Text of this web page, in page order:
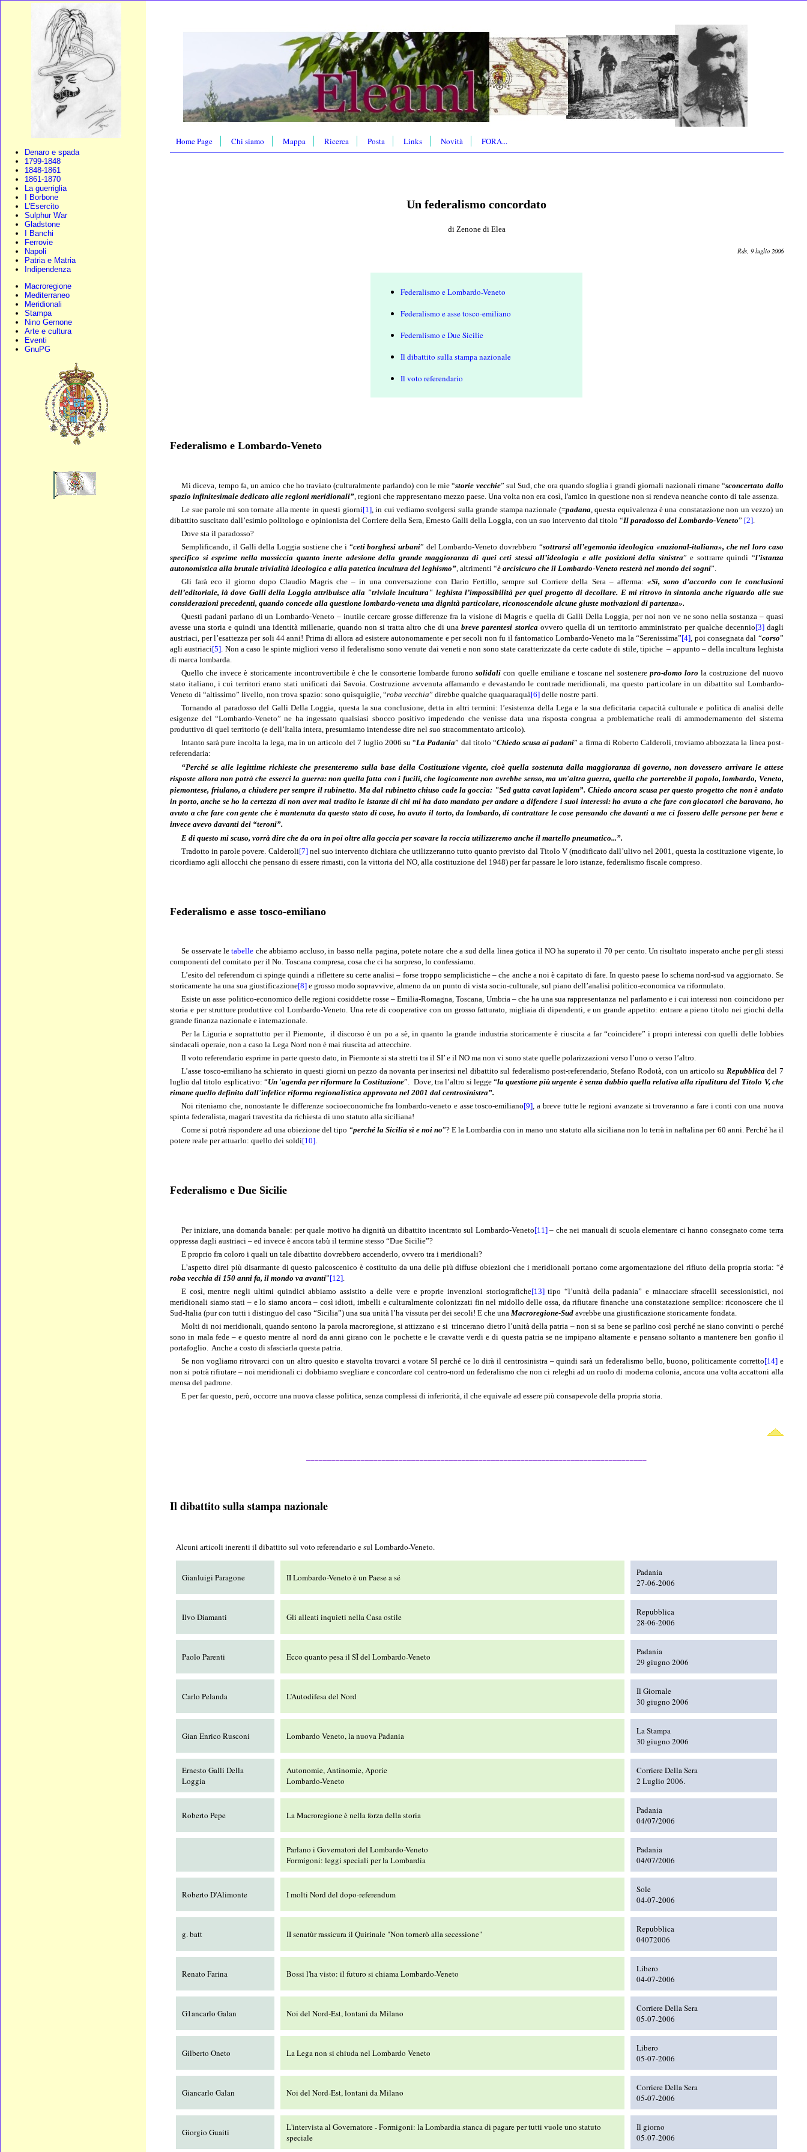
Denaro e spada
1799-1848
1848-1861
1861-1870
La guerriglia
I Borbone
L'Esercito
Sulphur War
Gladstone
I Banchi
Ferrovie
Napoli
Patria e Matria
Indipendenza
Macroregione
Mediterraneo
Meridionali
Stampa
Nino Gernone
Arte e cultura
Eventi
GnuPG
Home Page Chi siamo Mappa Ricerca Posta Links Novità FORA...
Un federalismo concordato
di Zenone di Elea
Rds, 9 luglio 2006
Federalismo e Lombardo-Veneto
Federalismo e asse tosco-emiliano
Federalismo e Due Sicilie
Il dibattito sulla stampa nazionale
Il voto referendario
Federalismo e Lombardo-Veneto
Mi diceva, tempo fa, unamico che ho traviato (culturalmente parlando) con le mie “storie vecchie” sul Sud, che ora quando sfoglia i grandi giornali nazionali rimane “sconcertato dallo
spazio infinitesimale dedicato alle regioni meridionali” , regioni che rappresentano mezzo paese.Una volta non era così, l'amico in questione non si rendeva neanche conto di tale assenza
Le sue parole mi son tornate alla mente in questi giorni[1], in cui vediamo svolgersi sulla grande stampa nazionale (=padana, questa equivalenza è una constatazione non un vezzo) un
dibattito suscitato dall’esimio politologo e opinionista del Corriere della Sera, Ernesto Galli della Loggia, con un suo intervento dal titolo “Il paradosso del Lombardo-Veneto” [2]
Dove sta il paradosso?
Semplificando, il Galli della Loggia sostiene che i “ceti borghesi urbani” del Lombardo-Veneto dovrebbero “sottrarsi all’egemonia ideologica «nazional-italiana», che nel loro caso
specifico si esprime nella massiccia quanto inerte adesione della grande maggioranza di quei ceti stessi all’ideologia e alle posizioni della sinistra” e sottrarre quindi “l’istanza
autonomistica alla brutale trivialità ideologica e alla patetica incultura del leghismo” , altrimenti “è arcisicuro che il Lombardo-Veneto resterà nel mondo dei sogni”.
Gli farà eco il giorno dopo Claudio Magris che – in una conversazione con Dario Fertillo, sempre sul Corriere della Sera – afferma: «Sì, sono d’accordo con le conclusioni
dell’editoriale, là dove Galli della Loggia attribuisce alla "triviale incultura" leghista l’impossibilità per quel progetto di decollare. E mi ritrovo in sintonia anche riguardo alle sue
considerazioni precedenti, quando concede alla questione lombardo-veneta una dignità particolare, riconoscendole alcune giuste motivazioni di partenza».
Questi padani parlano di un Lombardo-Veneto – inutile cercare grosse differenze fra la visione di Magris e quella di Galli Della Loggia, per noi non ve ne sono nella sostanza – quasi
avesse una storia e quindi una identità millenarie, quando non si tratta altro che di unabreve parentesi storica ovvero quella di un territorio amministrato per qualche decennio[3]dagli
austriaci, per l’esattezza per soli 44 anni! Prima di allora ad esistere autonomamente e per secoli non fu il fantomatico Lombardo-Veneto ma la “Serenissima”[4] , poi consegnata dal “corso”
agli austriaci[5] . Non a caso le spinte migliori verso il federalismo sono venute dai veneti e non sono state caratterizzate da certe cadute di stile, tipiche – appunto – della incultura leghista
di marca lombarda.
Quello che invece è storicamente incontrovertibile è che le consorterie lombarde furonosolidali con quelle emiliane e toscane nel sostenerepro-domo loro la costruzione del nuovo
stato italiano, i cui territori erano stati unificati dai Savoia. Costruzione avvenuta affamando e devastando le contrade meridionali, ma questo particolare in un dibattito sul Lombardo-
Veneto di “altissimo” livello, non trova spazio: sono quisquiglie, “roba vecchia” direbbe qualche quaquaraquà[6] delle nostre parti.
Tornando al paradosso del Galli Della Loggia, questa la sua conclusione, detta in altri termini: l’esistenza della Lega e la sua deficitaria capacità culturale e politica di analisi delle
esigenze del “Lombardo-Veneto” ne ha ingessato qualsiasi sbocco positivo impedendo che venisse data una risposta congrua a problematiche reali di ammodernamento del sistema
produttivo di quel territorio (e dell’Italia intera, presumiamo intendesse dire nel suo stracommentato articolo).
Intanto sarà pure incolta la lega, ma in un articolo del 7 luglio 2006 su “La Padania” dal titolo “Chiedo scusa ai padani” a firma di Roberto Calderoli, troviamo abbozzata la linea post-
referendaria:
“Perché se alle legittime richieste che presenteremo sulla base della Costituzione vigente, cioè quella sostenuta dalla maggioranza di governo, non dovessero arrivare le attese
risposte allora non potrà che esserci la guerra: non quella fatta con i fucili, che logicamente non avrebbe senso, ma un'altra guerra, quella che porterebbe il popolo, lombardo, Veneto,
piemontese, friulano, a chiudere per sempre il rubinetto. Ma dal rubinetto chiuso cade la goccia: "Sed gutta cavat lapìdem”. Chiedo ancora scusa per questo progetto che non è andato
in porto, anche se ho la certezza di non aver mai tradito le istanze di chi mi ha dato mandato per andare a difendere i suoi interessi: ho avuto a che fare con giocatori che baravano, ho
avuto a che fare con gente che è mantenuta da questo stato di cose, ho avuto il torto, da lombardo, di contrattare le cose pensando che davanti a me ci fossero delle persone per bene e
invece avevo davanti dei “teroni”.
E di questo mi scuso, vorrà dire che da ora in poi oltre alla goccia per scavare la roccia utilizzeremo anche il martello pneumatico...”.
Tradotto in parole povere. Calderoli[7]nel suo intervento dichiara che utilizzeranno tutto quanto previsto dal Titolo V (modificato dall’ulivo nel 2001, questa la costituzione vigente, lo
ricordiamo agli allocchi che pensano di essere rimasti, con la vittoria del NO, alla costituzione del 1948) per far passare le loro istanze, federalismo fiscale compreso.
Federalismo e asse tosco-emiliano
Se osservate letabelle che abbiamo accluso, in basso nella pagina, potete notare che a sud della linea gotica il NO ha superato il 70 per cento. Un risultato insperato anche per gli stessi
componenti del comitato per il No. Toscana compresa, cosa che ci ha sorpreso, lo confessiamo.
L’esito del referendum ci spinge quindi a riflettere su certe analisi – forse troppo semplicistiche – che anche a noi è capitato di fare. In questo paese lo schema nord-sud va aggiornato. Se
storicamente ha una sua giustificazione[8] e grosso modo sopravvive, almeno da un punto di vista socio-culturale, sul piano dell’analisi politico-economica va riformulato.
Esiste un asse politico-economico delle regioni cosiddette rosse – Emilia-Romagna, Toscana, Umbria – che ha una sua rappresentanza nel parlamento e i cui interessi non coincidono per
storia e per strutture produttive col Lombardo-Veneto. Una rete di cooperative con un grosso fatturato, migliaia di dipendenti, e un grande appetito: entrare a pieno titolo nei giochi della
grande finanza nazionale e internazionale.
Per la Liguria e soprattutto per il Piemonte, il discorso è un po a sè, in quanto la grande industria storicamente è riuscita a far “coincidere” i propri interessi con quelli delle lobbies
sindacali operaie, non a caso la Lega Nord non è mai riuscita ad attecchire.
Il voto referendario esprime in parte questo dato, in Piemonte si sta stretti tra il SI’ e il NO ma non vi sono state quelle polarizzazioni verso l’uno o verso l’altro.
L’asse tosco-emiliano ha schierato in questi giorni un pezzo da novanta per inserirsi nel dibattito sul federalismo post-referendario, Stefano Rodotà, con un articolo su Repubblicadel 7
luglio dal titolo esplicativo: “Un 'agenda per riformare la Costituzione”. Dove, tra l’altro si legge “la questione più urgente è senza dubbio quella relativa alla ripulitura del Titolo V, che
rimane quello definito dall'infelice riforma regionaIistica approvata nel 2001 dal centrosinistra”.
Noi riteniamo che, nonostante le differenze socioeconomiche fra lombardo-veneto e asse tosco-emiliano[9], a breve tutte le regioni avanzate si troveranno a fare i conti con una nuova
spinta federalista, magari travestita da richiesta di uno statuto alla siciliana!
Come si potrà rispondere ad una obiezione del tipo “perché la Sicilia sì e noi no”? E la Lombardia con in mano uno statuto alla siciliana non lo terrà in naftalina per 60 anni. Perché ha il
potere reale per attuarlo: quello dei soldi[10].
Federalismo e Due Sicilie
Per iniziare, una domanda banale: per quale motivo ha dignità un dibattito incentrato sul Lombardo-Veneto[11]– che nei manuali di scuola elementare ci hanno consegnato come terra
oppressa dagli austriaci – ed invece è ancora tabù il termine stesso “Due Sicilie”?
E proprio fra coloro i quali un tale dibattito dovrebbero accenderlo, ovvero tra i meridionali?
L’aspetto direi più disarmante di questo palcoscenico è costituito da una delle più diffuse obiezioni che i meridionali portano come argomentazione del rifiuto della propria storia: “è
roba vecchia di 150 anni fa, il mondo va avanti”[12].
E così, mentre negli ultimi quindici abbiamo assistito a delle vere e proprie invenzioni storiografiche[13]tipo “l’unità della padania” e minacciare sfracelli secessionistici, noi
meridionali siamo stati – e lo siamo ancora – così idioti, imbelli e culturalmente colonizzati fin nel midollo delle ossa, da rifiutare finanche una constatazione semplice: riconoscere che il
Sud-Italia (pur con tutti i distinguo del caso “Sicilia”) una sua unità l’ha vissuta per dei secoli! E che unaMacroregione-Sud avrebbe una giustificazione storicamente fondata.
Molti di noi meridionali, quando sentono la parola macroregione, si attizzano e si trincerano dietro l’unità della patria – non si sa bene se parlino così perché ne siano convinti o perché
sono in mala fede – e questo mentre al nord da anni girano con le pochette e le cravatte verdi e di questa patria se ne impipano altamente e pensano soltanto a mantenere ben gonfio il
portafoglio. Anche a costo di sfasciarla questa patria.
Se non vogliamo ritrovarci con un altro quesito e stavolta trovarci a votare SI perché ce lo dirà il centrosinistra – quindi sarà un federalismo bello, buono, politicamente corretto[14]e
non si potrà rifiutare – noi meridionali ci dobbiamo svegliare e concordare col centro-nord un federalismo che non ci releghi ad un ruolo di moderna colonia, ancora una volta accattoni alla
mensa del padrone.
E per far questo, però, occorre una nuova classe politica, senza complessi di inferiorità, il che equivale ad essere più consapevole della propria storia.
Il dibattito sulla stampa nazionale
Alcuniarticoli inerenti il dibattito sul voto referendario e sul Lombardo-Veneto.
Gianluigi Paragone II Lombardo-Veneto è un Paese a sé
Padania
27-06-2006
Ilvo Diamanti Gli alleati inquieti nella Casa ostile
Repubblica
28-06-2006
Paolo Parenti Ecco quanto pesa il SÌ del Lombardo-Veneto
Padania
29 giugno 2006
Carlo Pelanda L’Autodifesa del Nord
Il Giornale
30 giugno 2006
Gian Enrico Rusconi Lombardo Veneto, la nuova Padania
La Stampa
30 giugno 2006
Ernesto Galli Della
Loggia
Autonomie, Antinomie, Aporie
Lombardo-Veneto
Corriere Della Sera
2 Luglio 2006.
Roberto Pepe La Macroregione è nella forza della storia
Padania
04/07/2006
Parlano i Governatori del Lombardo-Veneto
Formigoni: leggi speciali per la Lombardia
Padania
04/07/2006
Roberto D'Alimonte I molti Nord del dopo-referendum
Sole
04-07-2006
g. batt II senatùr rassicura il Quirinale "Non tornerò alla secessione"
Repubblica
04072006
Renato Farina Bossi l'ha visto: il futuro si chiama Lombardo-Veneto
Libero
04-07-2006
G1ancarlo Galan Noi del Nord-Est, lontani da Milano
Corriere Della Sera
05-07-2006
Gilberto Oneto La Lega non si chiuda nel Lombardo Veneto
Libero
05-07-2006
Giancarlo Galan Noi del Nord-Est, lontani da Milano
Corriere Della Sera
05-07-2006
Giorgio Guaiti
L'intervista al Governatore - Formigoni: la Lombardia stanca dì pagare per tutti vuole uno statuto
speciale
Il giorno
05-07-2006